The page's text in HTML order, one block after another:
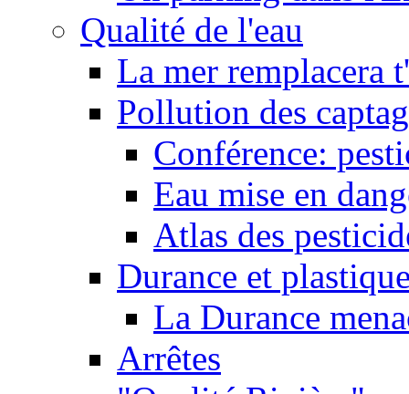
Qualité de l'eau
La mer remplacera
Pollution des
Conférence:
Eau mise en
Atlas des
Durance et
La Durance
Arrêtes